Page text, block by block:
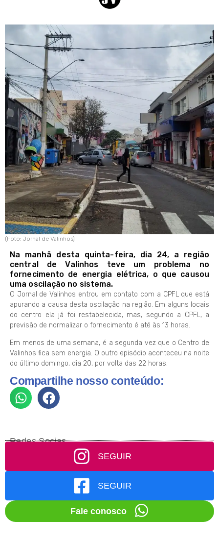
(Foto: Jornal de Valinhos)
Na manhã desta quinta-feira, dia 24, a região
central de Valinhos teve um problema no
fornecimento de energia elétrica, o que causou
uma oscilação no sistema.
O Jornal de Valinhos entrou em contato com a CPFL que está
apurando a causa desta oscilação na região. Em alguns locais
do centro ela já foi restabelecida, mas, segundo a CPFL, a
previsão de normalizar o fornecimento é até às 13 horas.
Em menos de uma semana, é a segunda vez que o Centro de
Valinhos fica sem energia. O outro episódio aconteceu na noite
do último domingo, dia 20, por volta das 22 horas.
Compartilhe nosso conteúdo:
Redes Socias
SEGUIR
SEGUIR
Fale conosco